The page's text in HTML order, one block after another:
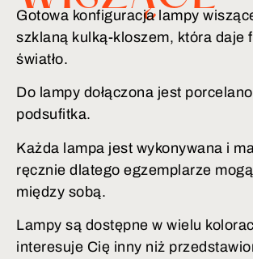
Gotowa konfiguracja lampy
szklaną kulką-kloszem, która daje
światło.
Do lampy dołączona jest
podsufitka.
Każda lampa jest wykonywana i
ręcznie dlatego egzemplarze
między sobą.
Lampy są dostępne w wielu
interesuje Cię inny niż